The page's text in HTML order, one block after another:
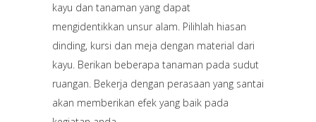
kayu dan tanaman yang dapat
mengidentikkan unsur alam. Pilihlah hiasan
dinding, kursi dan meja dengan material dari
kayu. Berikan beberapa tanaman pada sudut
ruangan. Bekerja dengan perasaan yang santai
akan memberikan efek yang baik pada